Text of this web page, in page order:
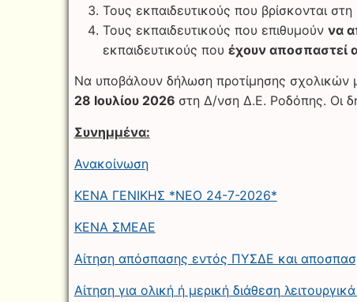
Τους εκπαιδευτικούς που βρίσκονται στη
Τους εκπαιδευτικούς που επιθυμούν να
εκπαιδευτικούς που έχουν αποσπαστεί
Να υποβάλουν δήλωση προτίμησης
28 Ιουλίου 2026 στη Δ/νση Δ.Ε. Ροδόπης. Οι
Συνημμένα:
Ανακοίνωση
ΚΕΝΑ ΓΕΝΙΚΗΣ *NEO 24-7-2026*
ΚΕΝΑ ΣΜΕΑΕ
Αίτηση απόσπασης εντός ΠΥΣΔΕ και
Αίτηση για ολική ή μερική διάθεση